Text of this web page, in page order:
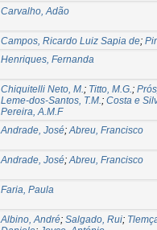
Carvalho, Adão
Campos, Ricardo Luiz Sapia de;
Henriques, Fernanda
Chiquitelli Neto, M.; Titto, M.G.;
Leme-dos-Santos, T.M.; Costa e
Pereira, A.M.F
Andrade, José;Abreu, Francisco
Andrade, José;Abreu, Francisco
Faria, Paula
Albino, André; Salgado, Rui;